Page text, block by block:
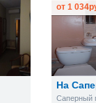
На
Саперный
от 1 034